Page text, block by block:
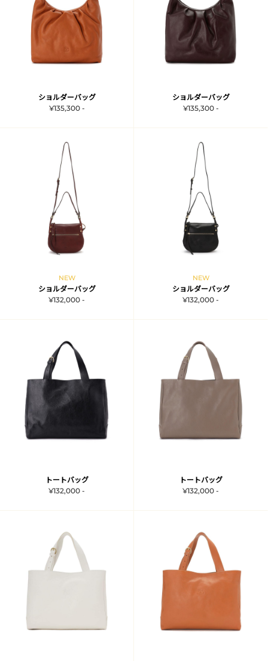
ショルダーバッグ
¥135,300 -
ショルダーバッグ
¥135,300 -
NEW
ショルダーバッグ
¥132,000 -
NEW
ショルダーバッグ
¥132,000 -
トートバッグ
¥132,000 -
トートバッグ
¥132,000 -